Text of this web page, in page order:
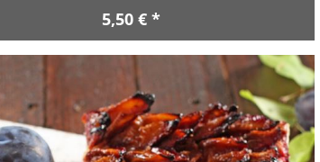
5,50 € *